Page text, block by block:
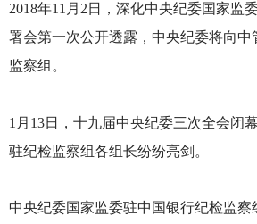
2018年11月2日，深化中央纪委国家监
署会第一次公开透露，中央纪委将向中
监察组。
1 月13日，十九届中央纪委三次全会闭
驻纪检监察组各组长纷纷亮剑。
中央纪委国家监委驻中国银行纪检监察